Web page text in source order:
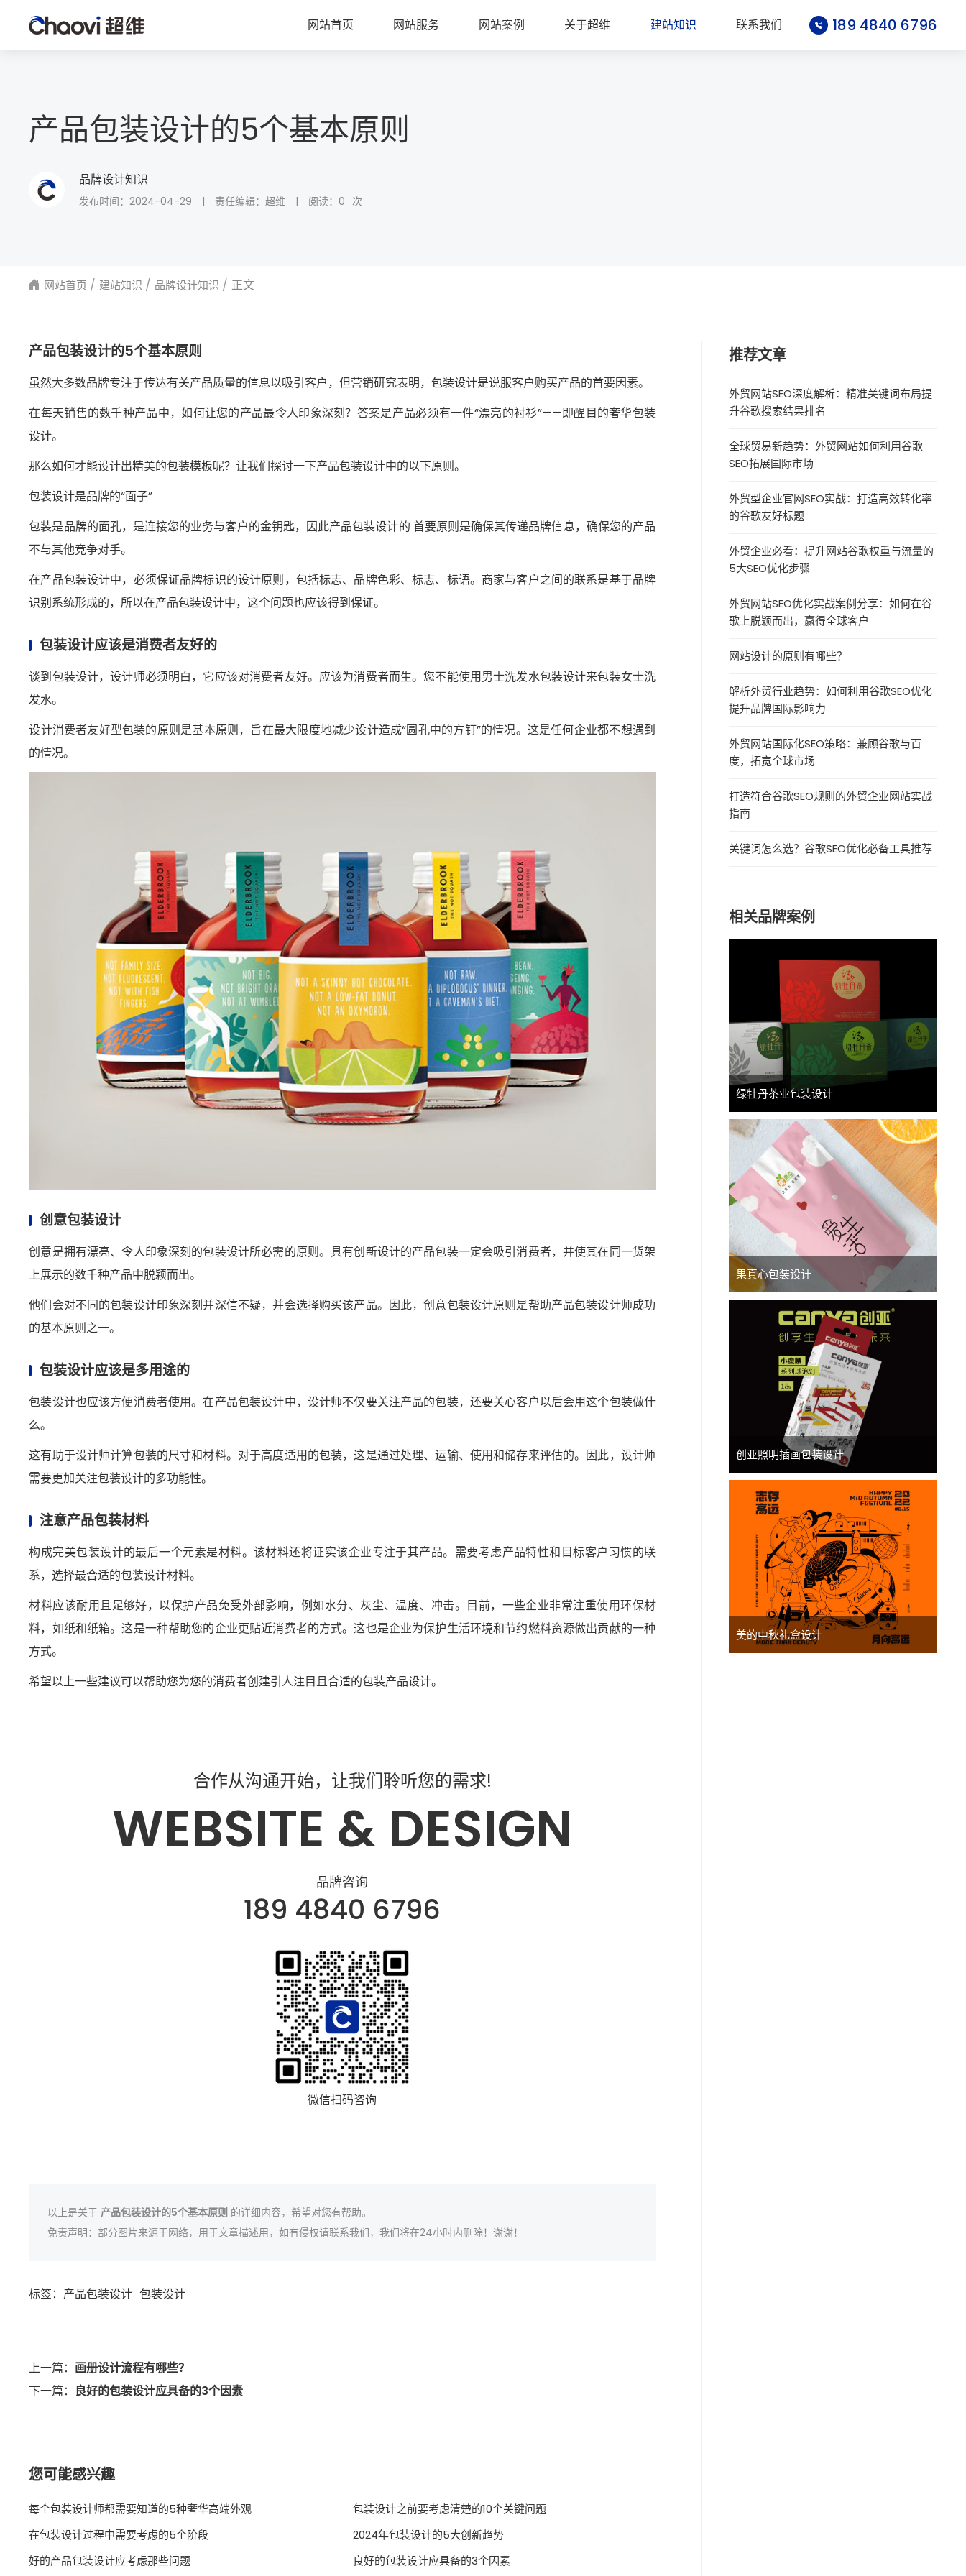
网站首页 网站服务 网站案例 关于超维 建站知识 联系我们 189 4840 6796
产品包装设计的5个基本原则
品牌设计知识
发布时间：2024-04-29 | 责任编辑：超维 | 阅读：0 次
网站首页 建站知识 品牌设计知识 正文
产品包装设计的5个基本原则
虽然大多数品牌专注于传达有关产品质量的信息以吸引客户，但营销研究表明，包装设计是说服客户购买产品的首要因素。
在每天销售的数千种产品中，如何让您的产品最令人印象深刻？答案是产品必须有一件“漂亮的衬衫”——即醒目的奢华包装
设计。
那么如何才能设计出精美的包装模板呢？让我们探讨一下产品包装设计中的以下原则。
包装设计是品牌的“面子”
包装是品牌的面孔，是连接您的业务与客户的金钥匙，因此产品包装设计的 首要原则是确保其传递品牌信息，确保您的产品
不与其他竞争对手。
在产品包装设计中，必须保证品牌标识的设计原则，包括标志、品牌色彩、标志、标语。商家与客户之间的联系是基于品牌
识别系统形成的，所以在产品包装设计中，这个问题也应该得到保证。
包装设计应该是消费者友好的
谈到包装设计，设计师必须明白，它应该对消费者友好。应该为消费者而生。您不能使用男士洗发水包装设计来包装女士洗
发水。
设计消费者友好型包装的原则是基本原则，旨在最大限度地减少设计造成“圆孔中的方钉”的情况。这是任何企业都不想遇到
的情况。
创意包装设计
创意是拥有漂亮、令人印象深刻的包装设计所必需的原则。具有创新设计的产品包装一定会吸引消费者，并使其在同一货架
上展示的数千种产品中脱颖而出。
他们会对不同的包装设计印象深刻并深信不疑，并会选择购买该产品。因此，创意包装设计原则是帮助产品包装设计师成功
的基本原则之一。
包装设计应该是多用途的
包装设计也应该方便消费者使用。在产品包装设计中，设计师不仅要关注产品的包装，还要关心客户以后会用这个包装做什
么。
这有助于设计师计算包装的尺寸和材料。对于高度适用的包装，这是通过处理、运输、使用和储存来评估的。因此，设计师
需要更加关注包装设计的多功能性。
注意产品包装材料
构成完美包装设计的最后一个元素是材料。该材料还将证实该企业专注于其产品。需要考虑产品特性和目标客户习惯的联
系，选择最合适的包装设计材料。
材料应该耐用且足够好，以保护产品免受外部影响，例如水分、灰尘、温度、冲击。目前，一些企业非常注重使用环保材
料，如纸和纸箱。这是一种帮助您的企业更贴近消费者的方式。这也是企业为保护生活环境和节约燃料资源做出贡献的一种
方式。
希望以上一些建议可以帮助您为您的消费者创建引人注目且合适的包装产品设计。
合作从沟通开始，让我们聆听您的需求!
WEBSITE & DESIGN
品牌咨询
189 4840 6796
微信扫码咨询
以上是关于产品包装设计的5个基本原则 的详细内容，希望对您有帮助。
免责声明：部分图片来源于网络，用于文章描述用，如有侵权请联系我们，我们将在24小时内删除！谢谢！
标签：产品包装设计 包装设计
上一篇： 画册设计流程有哪些？
下一篇： 良好的包装设计应具备的3个因素
您可能感兴趣
每个包装设计师都需要知道的5种奢华高端外观
包装设计之前要考虑清楚的10个关键问题
在包装设计过程中需要考虑的5个阶段
2024年包装设计的5大创新趋势
好的产品包装设计应考虑那些问题
良好的包装设计应具备的3个因素
推荐文章
外贸网站SEO深度解析：精准关键词布局提
升谷歌搜索结果排名
全球贸易新趋势：外贸网站如何利用谷歌
SEO拓展国际市场
外贸型企业官网SEO实战：打造高效转化率
的谷歌友好标题
外贸企业必看：提升网站谷歌权重与流量的
5大SEO优化步骤
外贸网站SEO优化实战案例分享：如何在谷
歌上脱颖而出，赢得全球客户
网站设计的原则有哪些？
解析外贸行业趋势：如何利用谷歌SEO优化
提升品牌国际影响力
外贸网站国际化SEO策略：兼顾谷歌与百
度，拓宽全球市场
打造符合谷歌SEO规则的外贸企业网站实战
指南
关键词怎么选？谷歌SEO优化必备工具推荐
相关品牌案例
绿牡丹茶业包装设计
果真心包装设计
创亚照明插画包装设计
美的中秋礼盒设计